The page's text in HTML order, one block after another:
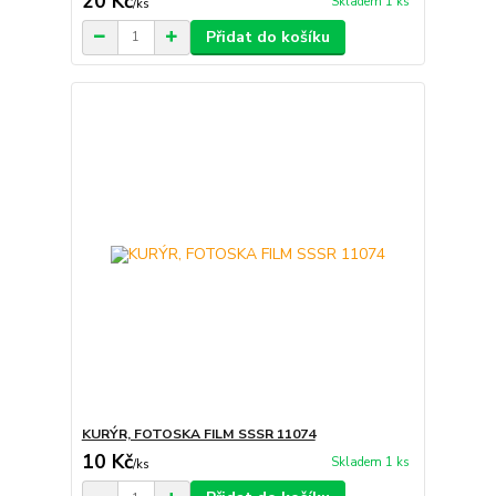
/ks
Přidat do košíku
KURÝR, FOTOSKA FILM SSSR 11074
10 Kč/ks Skladem 1 ks